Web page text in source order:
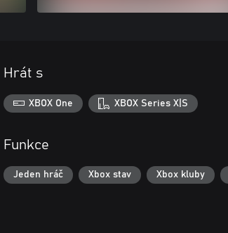
Hrát s
XBOX One XBOX Series X|S
Funkce
Jeden hráč Xbox stav Xbox kluby